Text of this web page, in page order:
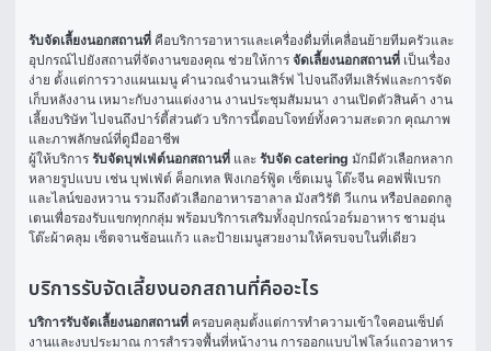
รับจัดเลี้ยงนอกสถานที่ คือบริการอาหารและเครื่องดื่มที่เคลื่อนย้ายทีมครัวและ
อุปกรณ์ไปยังสถานที่จัดงานของคุณ ช่วยให้การ จัดเลี้ยงนอกสถานที่ เป็นเรื่อง
ง่าย ตั้งแต่การวางแผนเมนู คำนวณจำนวนเสิร์ฟ ไปจนถึงทีมเสิร์ฟและการจัด
เก็บหลังงาน เหมาะกับงานแต่งงาน งานประชุมสัมมนา งานเปิดตัวสินค้า งาน
เลี้ยงบริษัท ไปจนถึงปาร์ตี้ส่วนตัว บริการนี้ตอบโจทย์ทั้งความสะดวก คุณภาพ
และภาพลักษณ์ที่ดูมืออาชีพ
ผู้ให้บริการ รับจัดบุฟเฟ่ต์นอกสถานที่ และ รับจัด catering มักมีตัวเลือกหลาก
หลายรูปแบบ เช่น บุฟเฟ่ต์ ค็อกเทล ฟิงเกอร์ฟู้ด เซ็ตเมนู โต๊ะจีน คอฟฟี่เบรก
และไลน์ของหวาน รวมถึงตัวเลือกอาหารฮาลาล มังสวิรัติ วีแกน หรือปลอดกลู
เตนเพื่อรองรับแขกทุกกลุ่ม พร้อมบริการเสริมทั้งอุปกรณ์วอร์มอาหาร ชามอุ่น
โต๊ะผ้าคลุม เซ็ตจานช้อนแก้ว และป้ายเมนูสวยงามให้ครบจบในที่เดียว
บริการรับจัดเลี้ยงนอกสถานที่คืออะไร
บริการรับจัดเลี้ยงนอกสถานที่ ครอบคลุมตั้งแต่การทำความเข้าใจคอนเซ็ปต์
งานและงบประมาณ การสำรวจพื้นที่หน้างาน การออกแบบไฟโลว์แถวอาหาร